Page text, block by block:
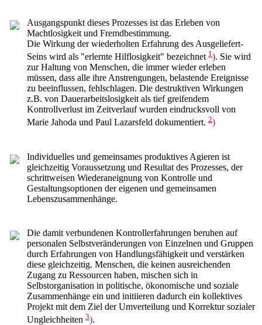
Ausgangspunkt dieses Prozesses ist das Erleben von
Machtlosigkeit und Fremdbestimmung.
Die Wirkung der wiederholten Erfahrung des Ausgeliefert-
Seins wird als "erlernte Hilflosigkeit" bezeichnet 1 ). Sie wird
zur Haltung von Menschen, die immer wieder erleben
müssen, dass alle ihre Anstrengungen, belastende Ereignisse
zu beeinflussen, fehlschlagen. Die destruktiven Wirkungen
z.B. von Dauerarbeitslosigkeit als tief greifendem
Kontrollverlust im Zeitverlauf wurden eindrucksvoll von
Marie Jahoda und Paul Lazarsfeld dokumentiert. 2)
Individuelles und gemeinsames produktives Agieren ist
gleichzeitig Voraussetzung und Resultat des Prozesses, der
schrittweisen Wiederaneignung von Kontrolle und
Gestaltungsoptionen der eigenen und gemeinsamen
Lebenszusammenhänge.
Die damit verbundenen Kontrollerfahrungen beruhen auf
personalen Selbstveränderungen von Einzelnen und Gruppen
durch Erfahrungen von Handlungsfähigkeit und verstärken
diese gleichzeitig. Menschen, die keinen ausreichenden
Zugang zu Ressourcen haben, mischen sich in
Selbstorganisation in politische, ökonomische und soziale
Zusammenhänge ein und initiieren dadurch ein kollektives
Projekt mit dem Ziel der Umverteilung und Korrektur sozialer
Ungleichheiten 3).